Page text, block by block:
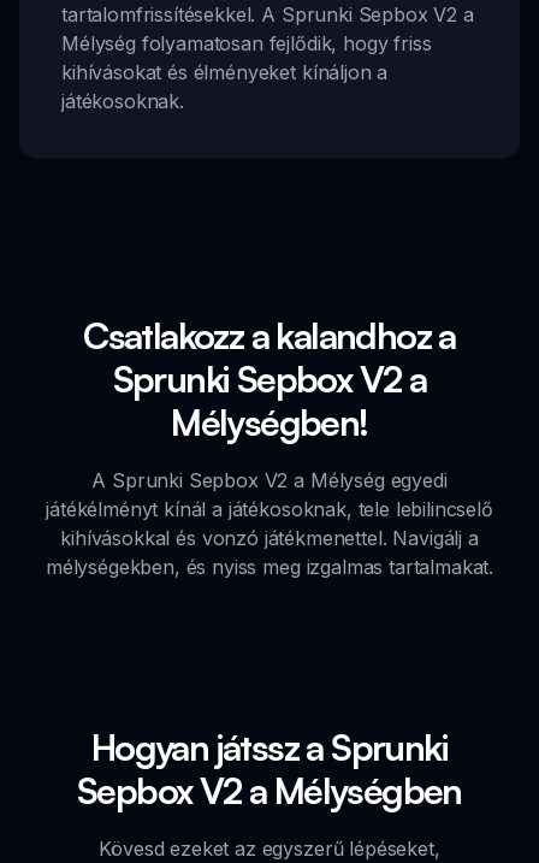
tartalomfrissítésekkel. A Sprunki Sepbox V2 a
Mélység folyamatosan fejlődik, hogy friss
kihívásokat és élményeket kínáljon a
játékosoknak.
Csatlakozz a kalandhoz a
Sprunki Sepbox V2 a
Mélységben!
A Sprunki Sepbox V2 a Mélység egyedi
játékélményt kínál a játékosoknak, tele lebilincselő
kihívásokkal és vonzó játékmenettel. Navigálj a
mélységekben, és nyiss meg izgalmas tartalmakat.
Hogyan játssz a Sprunki
Sepbox V2 a Mélységben
Kövesd ezeket az egyszerű lépéseket,